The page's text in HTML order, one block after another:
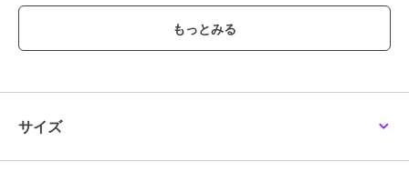
レエシューズ。
豊富なカラーバリエーションでコーデを格上げ！
◇履きやすさのポイント◇
サイズ